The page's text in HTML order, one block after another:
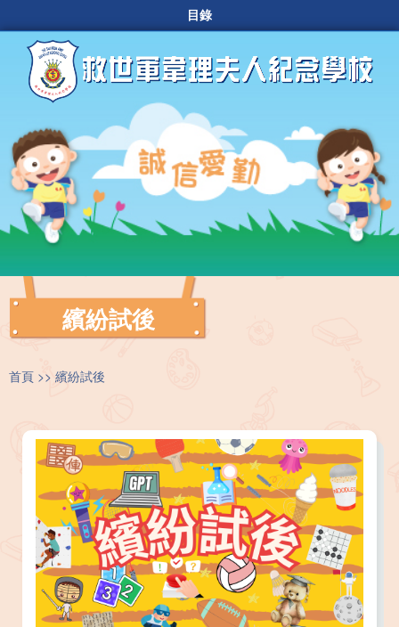
目錄
繽紛試後
首頁 繽紛試後